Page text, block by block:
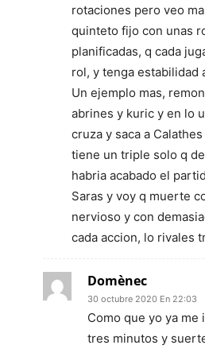
rotaciones pero veo
quinteto fijo con unas
planificadas, q cada
rol, y tenga estabilidad
Un ejemplo mas,
abrines y kuric y en lo
cruza y saca a
tiene un triple solo q
habria acabado el
Saras y voy q muerte
nervioso y con
cada accion, lo rivales
Domènec
30 octubre 2020 En 22:03
Como que yo ya me
tres minutos y